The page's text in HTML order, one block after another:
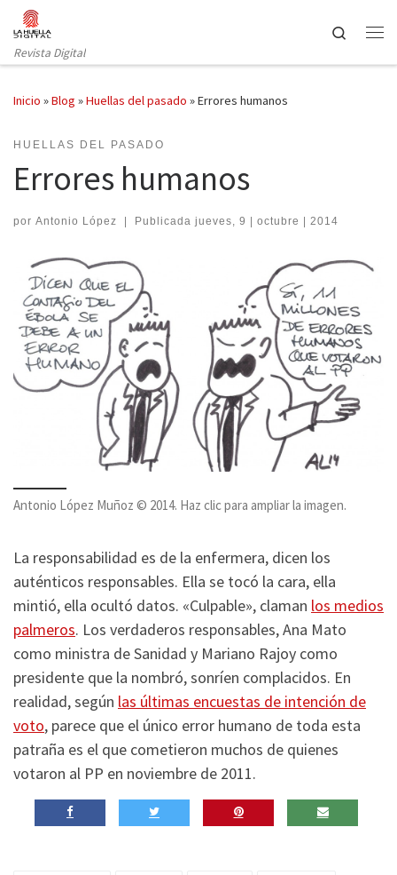
Saltar al contenido
Revista Digital
Search
Inicio »Blog »Huellas del pasado »Errores humanos
HUELLAS DEL PASADO
Errores humanos
por Antonio López | Publicada jueves, 9 | octubre | 2014
Antonio López Muñoz © 2014. Haz clic para ampliar la imagen.
La responsabilidad es de la enfermera, dicen los
auténticos responsables. Ella se tocó la cara, ella
mintió, ella ocultó datos. «Culpable», claman los medios
palmeros. Los verdaderos responsables, Ana Mato
como ministra de Sanidad y Mariano Rajoy como
presidente que la nombró, sonríen complacidos. En
realidad, según las últimas encuestas de intención de
voto, parece que el único error humano de toda esta
patraña es el que cometieron muchos de quienes
votaron al PP en noviembre de 2011.